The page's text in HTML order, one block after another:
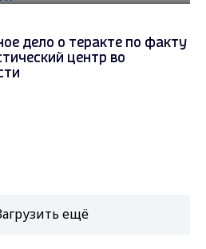
дело о теракте по факту
центр во
ещё